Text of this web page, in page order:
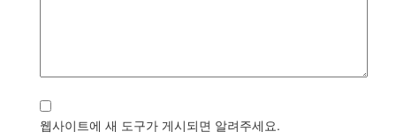
웹사이트에 새 도구가 게시되면 알려주세요.